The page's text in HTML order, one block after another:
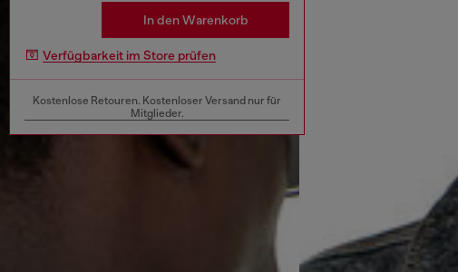
In den Warenkorb
Verfügbarkeit im Store prüfen
Kostenlose Retouren. Kostenloser Versand nur für
Mitglieder.